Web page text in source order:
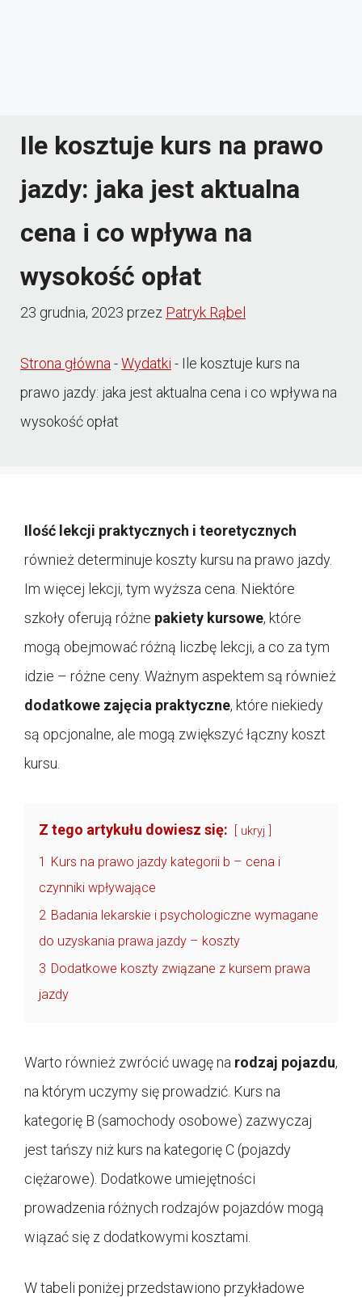
Ile kosztuje kurs na prawo
jazdy: jaka jest aktualna
cena i co wpływa na
wysokość opłat
23 grudnia, 2023 przez Patryk Rąbel
Strona główna-Wydatki - Ile kosztuje kurs na
prawo jazdy: jaka jest aktualna cena i co wpływa na
wysokość opłat
Ilość lekcji praktycznych i teoretycznych
również determinuje koszty kursu na prawo jazdy.
Im więcej lekcji, tym wyższa cena. Niektóre
szkoły oferują różne pakiety kursowe, które
mogą obejmować różną liczbę lekcji, a co za tym
idzie – różne ceny. Ważnym aspektem są również
dodatkowe zajęcia praktyczne, które niekiedy
są opcjonalne, ale mogą zwiększyć łączny koszt
kursu.
Z tego artykułu dowiesz się: ukryj
1 Kurs na prawo jazdy kategorii b – cena i
czynniki wpływające
2 Badania lekarskie i psychologiczne wymagane
do uzyskania prawa jazdy – koszty
3 Dodatkowe koszty związane z kursem prawa
jazdy
Warto również zwrócić uwagę na rodzaj pojazdu,
na którym uczymy się prowadzić. Kurs na
kategorię B (samochody osobowe) zazwyczaj
jest tańszy niż kurs na kategorię C (pojazdy
ciężarowe). Dodatkowe umiejętności
prowadzenia różnych rodzajów pojazdów mogą
wiązać się z dodatkowymi kosztami.
W tabeli poniżej przedstawiono przykładowe